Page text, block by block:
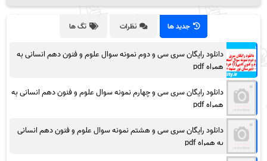
جدید ها نظرات تگ ها
دانلود رایگان سری سی و دوم نمونه سوال علوم و فنون دهم انسانی به
همراه pdf
دانلود رایگان سری سی و چهارم نمونه سوال علوم و فنون دهم انسانی به
همراه pdf
دانلود رایگان سری سی و هشتم نمونه سوال علوم و فنون دهم انسانی
به همراه pdf